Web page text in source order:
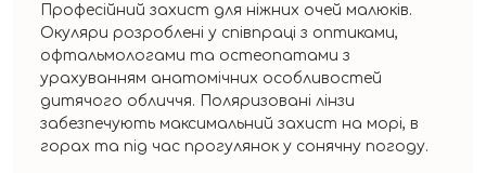
Професійний захист для ніжних очей малюків.
Окуляри розроблені у співпраці з оптиками,
офтальмологами та остеопатами з
урахуванням анатомічних особливостей
дитячого обличчя. Поляризовані лінзи
забезпечують максимальний захист на морі, в
горах та під час прогулянок у сонячну погоду.